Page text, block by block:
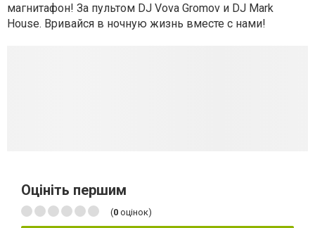
магнитафон! За пультом DJ Vova Gromov и DJ Mark
House. Вривайся в ночную жизнь вместе с нами!
Оцініть першим
(0 оцінок)